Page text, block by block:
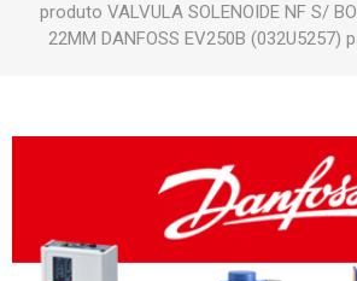
produto VALVULA SOLENOIDE NF S/
22MM DANFOSS EV250B (032U5257)